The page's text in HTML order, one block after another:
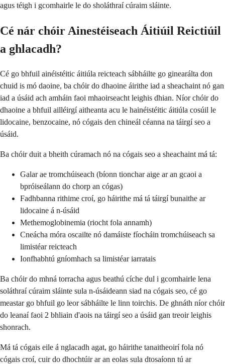
agus téigh i gcomhairle le do sholáthraí cúraim sláinte.
Cé nár chóir Ainestéiseach Áitiúil Reictiúil
a ghlacadh?
Cé go bhfuil ainéistéitic áitiúla reicteach sábháilte go ginearálta don
chuid is mó daoine, ba chóir do dhaoine áirithe iad a sheachaint nó gan
iad a úsáid ach amháin faoi mhaoirseacht leighis dhian. Níor chóir do
dhaoine a bhfuil ailléirgí aitheanta acu le hainéistéitic áitiúla cosúil le
lidocaine, benzocaine, nó cógais den chineál céanna na táirgí seo a
úsáid.
Ba chóir duit a bheith cúramach nó na cógais seo a sheachaint má tá:
Galar ae tromchúiseach (bíonn tionchar aige ar an gcaoi a
bpróiseálann do chorp an cógas)
Fadhbanna rithime croí, go háirithe má tá táirgí bunaithe ar
lidocaine á n-úsáid
Methemoglobinemia (riocht fola annamh)
Cneácha móra oscailte nó damáiste fíocháin tromchúiseach sa
limistéar reicteach
Ionfhabhtú gníomhach sa limistéar iarratais
Ba chóir do mhná torracha agus beathú cíche dul i gcomhairle lena
soláthraí cúraim sláinte sula n-úsáideann siad na cógais seo, cé go
meastar go bhfuil go leor sábháilte le linn toirchis. De ghnáth níor chóir
do leanaí faoi 2 bhliain d'aois na táirgí seo a úsáid gan treoir leighis
shonrach.
Má tá cógais eile á nglacadh agat, go háirithe tanaitheoirí fola nó
cógais croí, cuir do dhochtúir ar an eolas sula dtosaíonn tú ar